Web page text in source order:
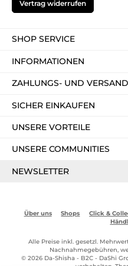
Vertrag widerrufen
SHOP SERVICE
INFORMATIONEN
ZAHLUNGS- UND
SICHER EINKAUFEN
UNSERE VORTEILE
UNSERE COMMUNITIES
NEWSLETTER
Über uns Shops Click &
Alle Preise inkl. gesetzl.
Nachnahmegebühren,
© 2026 Da-Shisha - B2C - DaShi